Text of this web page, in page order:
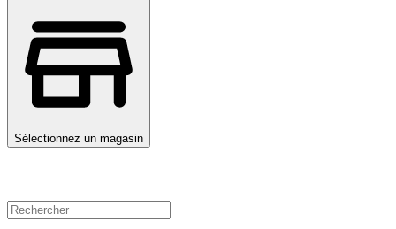
Sélectionnez un magasin